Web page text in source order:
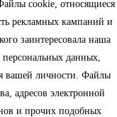
cookie, относящиеся
рекламных кампаний и
заинтересовала наша
данных,
вашей личности. Файлы
адресов электронной
и прочих подобных